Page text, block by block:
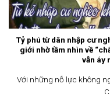
Tỷ phú từ dân nhập cư
giới nhờ tầm nhìn về
vẫn áy
Với những nỗ lực không